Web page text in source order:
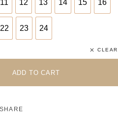
11
11
12
12
13
13
14
14
15
15
16
16
22
22
23
23
24
24
CLEAR
ADD TO CART
SHARE